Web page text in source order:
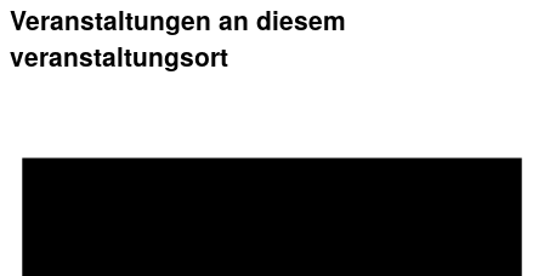
Veranstaltungen an diesem
veranstaltungsort